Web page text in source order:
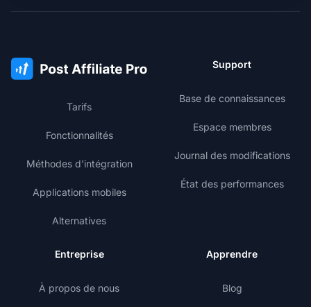
Tarifs
Fonctionnalités
Méthodes d'intégration
Applications mobiles
Alternatives
Support
Base de connaissances
Espace membres
Journal des modifications
État des performances
Entreprise
À propos de nous
Apprendre
Blog